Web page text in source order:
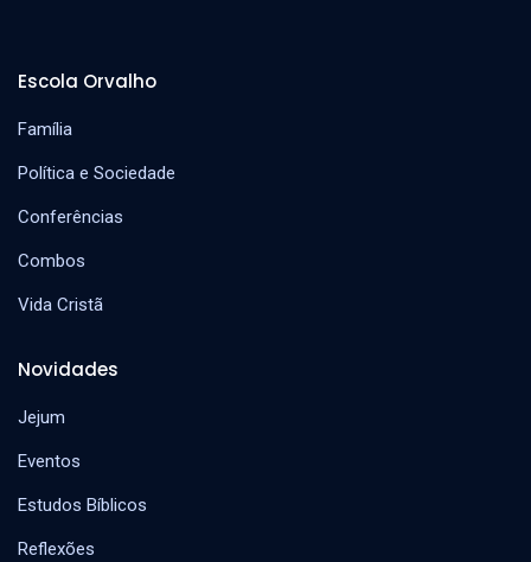
Novidades
Jejum
Eventos
Estudos Bíblicos
Reflexões
Escola Orvalho
Família
Política e Sociedade
Conferências
Combos
Vida Cristã